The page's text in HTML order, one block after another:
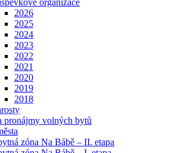
organizace
2026
2025
2024
2023
2022
2021
2020
2019
2018
pronájmy volných bytů
zóna Na Bábě – II. etapa